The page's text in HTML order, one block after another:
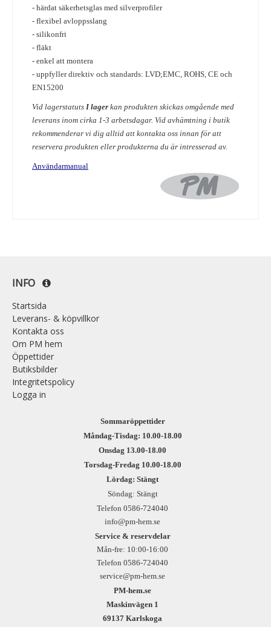
- härdat säkerhetsglas med silverprofiler
- flexibel avloppsslang
- silikonfri
- fläkt
- enkel att montera
- uppfyller direktiv och standards: LVD;EMC, ROHS, CE och
EN15200
Vid lagerstatuts I lager kan produkten skickas omgående med
leverans inom cirka 1-3 arbetsdagar. Vid avhämtning i butik
rekommenderar vi dig alltid att kontakta oss innan för att
reservera produkten eller produkterna du är intresserad av.
Användarmanual
INFO
Startsida
Leverans- & köpvillkor
Kontakta oss
Om PM hem
Öppettider
Butiksbilder
Integritetspolicy
Logga in
Sommaröppettider
Måndag-Tisdag: 10.00-18.00
Onsdag 13.00-18.00
Torsdag-Fredag 10.00-18.00
Lördag: Stängt
Söndag: Stängt
Telefon 0586-724040
info@pm-hem.se
Service & reservdelar
Mån-fre: 10:00-16:00
Telefon 0586-724040
service@pm-hem.se
PM-hem.se
Maskinvägen 1
69137 Karlskoga